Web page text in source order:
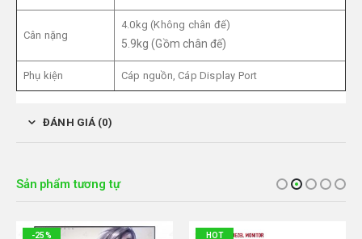
Cân nặng
4.0kg (Không chân đế)
5.9kg (Gồm chân đế)
Phụ kiện Cáp nguồn, Cáp Display Port
ĐÁNH GIÁ (0)
Sản phẩm tương tự
-25% HOT